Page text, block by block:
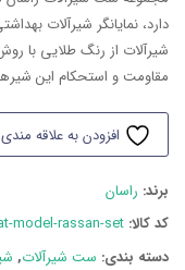
دارد، نمایانگر شیرآلات
شیرآلات از رنگ طلایی با
مقاومت و استحکام این
افزودن به علاقه
برند: راسان
کد کالا: model-rassan-set
دسته بند‌ی: ست شیرآلات,